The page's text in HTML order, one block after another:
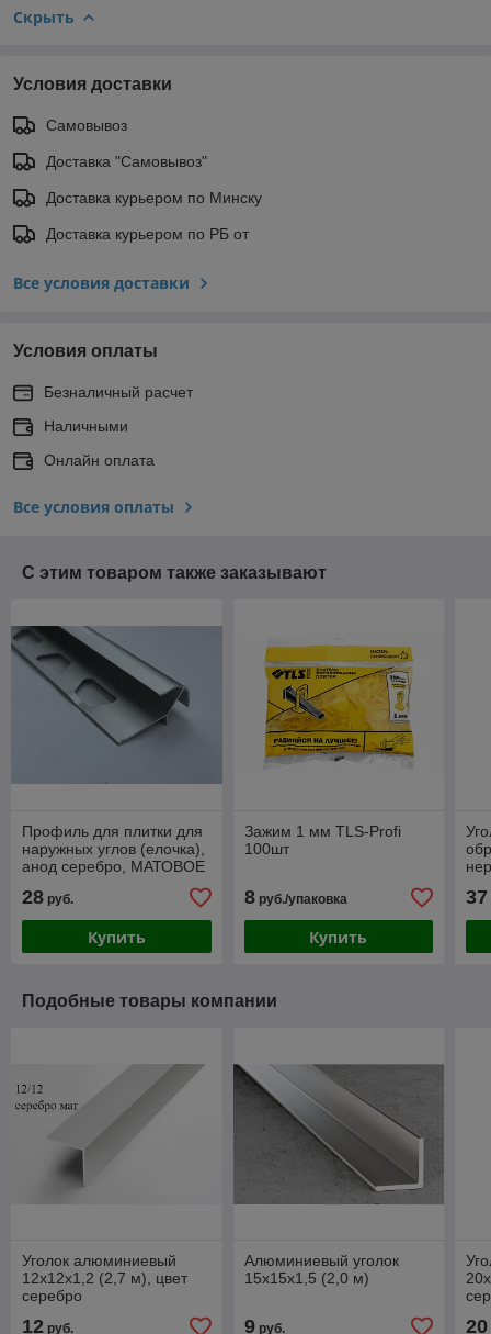
Скрыть
Условия доставки
Самовывоз
Доставка "Самовывоз"
Доставка курьером по Минску
Доставка курьером по РБ от
Все условия доставки
Условия оплаты
Безналичный расчет
Наличными
Онлайн оплата
Все условия оплаты
С этим товаром также заказывают
Профиль для плитки для
наружных углов (елочка),
анод серебро, МАТОВОЕ
28 руб.
Купить
Зажим 1 мм TLS-Profi
100шт
8руб./упаковка
Купить
37
Подобные товары компании
Уголок алюминиевый
12х12х1,2 (2,7 м), цвет
серебро
12 руб.
Алюминиевый уголок
15х15х1,5 (2,0 м)
9руб. 20